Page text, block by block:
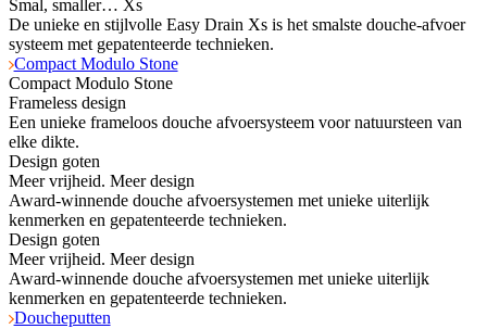
Smal, smaller… Xs
De unieke en stijlvolle Easy Drain Xs is het smalste douche-afvoer
systeem met gepatenteerde technieken.
Compact Modulo Stone
Compact Modulo Stone
Frameless design
Een unieke frameloos douche afvoersysteem voor natuursteen van
elke dikte.
Design goten
Meer vrijheid. Meer design
Award-winnende douche afvoersystemen met unieke uiterlijk
kenmerken en gepatenteerde technieken.
Design goten
Meer vrijheid. Meer design
Award-winnende douche afvoersystemen met unieke uiterlijk
kenmerken en gepatenteerde technieken.
Doucheputten